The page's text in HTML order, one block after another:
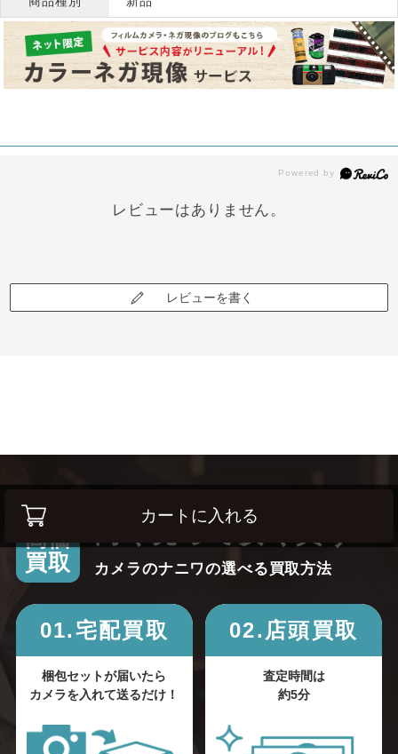
カートに入れる
レビューはありません。
レビューを書く
高価
買取
高く売って安く買う！
カメラのナニワの選べる買取方法
01.宅配買取
梱包セットが届いたら
カメラを入れて送るだけ！
02.店頭買取
査定時間は
約5分